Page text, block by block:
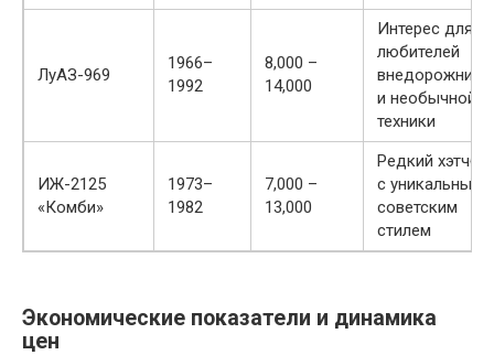
ЛуАЗ-969
1966–
1992
8,000 –
14,000
Интерес для
любителей
и необычной
техники
ИЖ-2125
«Комби»
1973–
1982
7,000 –
13,000
Редкий
с уникальным
советским
стилем
Экономические показатели и динамика
цен